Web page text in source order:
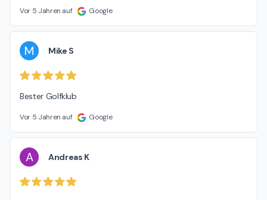
Vor 5 Jahren auf Google
M Mike S
Bester Golfklub
Vor 5 Jahren auf Google
A Andreas K